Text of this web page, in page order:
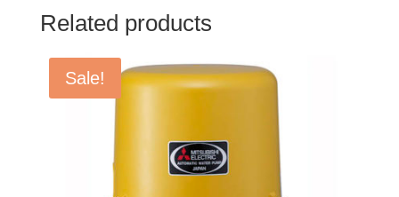
Related products
Sale!